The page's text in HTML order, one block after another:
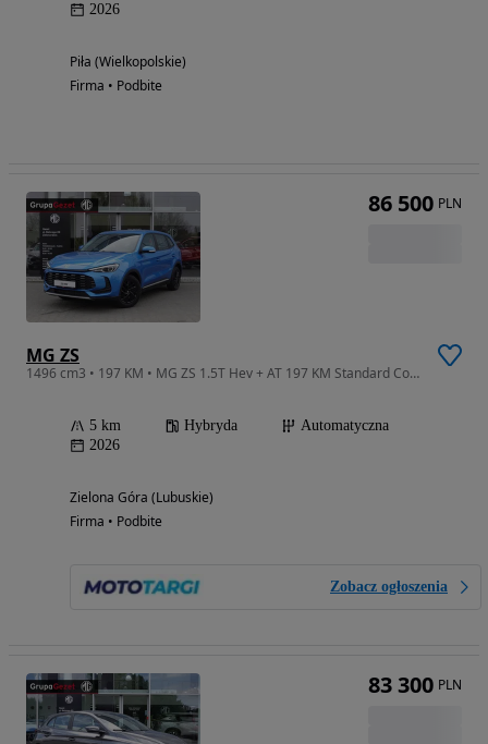
2026
Piła (Wielkopolskie)
Firma • Podbite
MG ZS
1496 cm3 • 197 KM • MG ZS 1.5T Hev + AT 197 KM Standard Como Blue
5 km Hybryda
Automatyczna
2026
Zielona Góra (Lubuskie)
Firma • Podbite
Zobacz ogłoszenia
86 500 PLN
83 300 PLN